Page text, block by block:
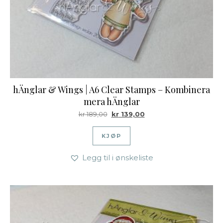
hÄnglar & Wings | A6 Clear Stamps – Kombinera
mera hÄnglar
kr189,00 Opprinnelig pris var: kr 189,00.
kr139,00Nåværende pris er: kr
KJØP
Legg til i ønskeliste